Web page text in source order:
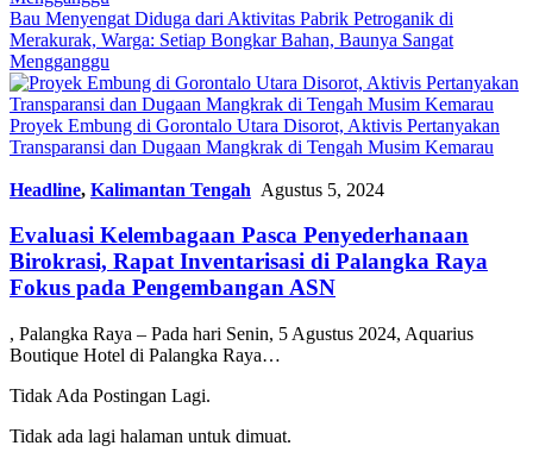
Bau Menyengat Diduga dari Aktivitas Pabrik Petroganik di
Merakurak, Warga: Setiap Bongkar Bahan, Baunya Sangat
Mengganggu
Proyek Embung di Gorontalo Utara Disorot, Aktivis Pertanyakan
Transparansi dan Dugaan Mangkrak di Tengah Musim Kemarau
Headline, Kalimantan Tengah Agustus 5, 2024
Evaluasi Kelembagaan Pasca Penyederhanaan
Birokrasi, Rapat Inventarisasi di Palangka Raya
Fokus pada Pengembangan ASN
, Palangka Raya – Pada hari Senin, 5 Agustus 2024, Aquarius
Boutique Hotel di Palangka Raya…
Tidak Ada Postingan Lagi.
Tidak ada lagi halaman untuk dimuat.